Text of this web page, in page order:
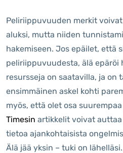
Peliriippuvuuden merkit
aluksi, mutta niiden
hakemiseen. Jos epäilet, että
peliriippuvuudesta, älä epäröi
resursseja on saatavilla, ja on
ensimmäinen askel kohti
myös, että olet osa
Timesin artikkelit voivat
tietoa ajankohtaisista
Älä jää yksin – tuki on lähelläsi.